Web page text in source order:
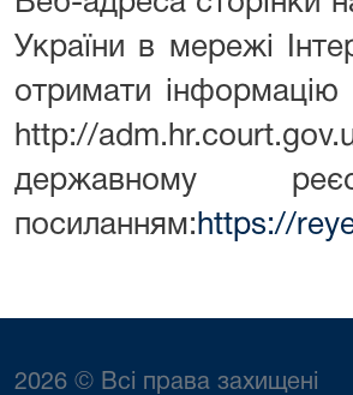
України в мережі
отримати інформацію
http://
державному
посиланням: https://
2026 © Всі права захищені